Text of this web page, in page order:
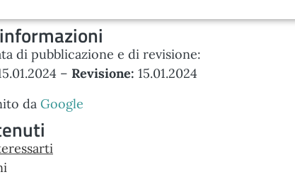
di pubblicazione e di revisione:
– Revisione: 15.01.2024
da Google